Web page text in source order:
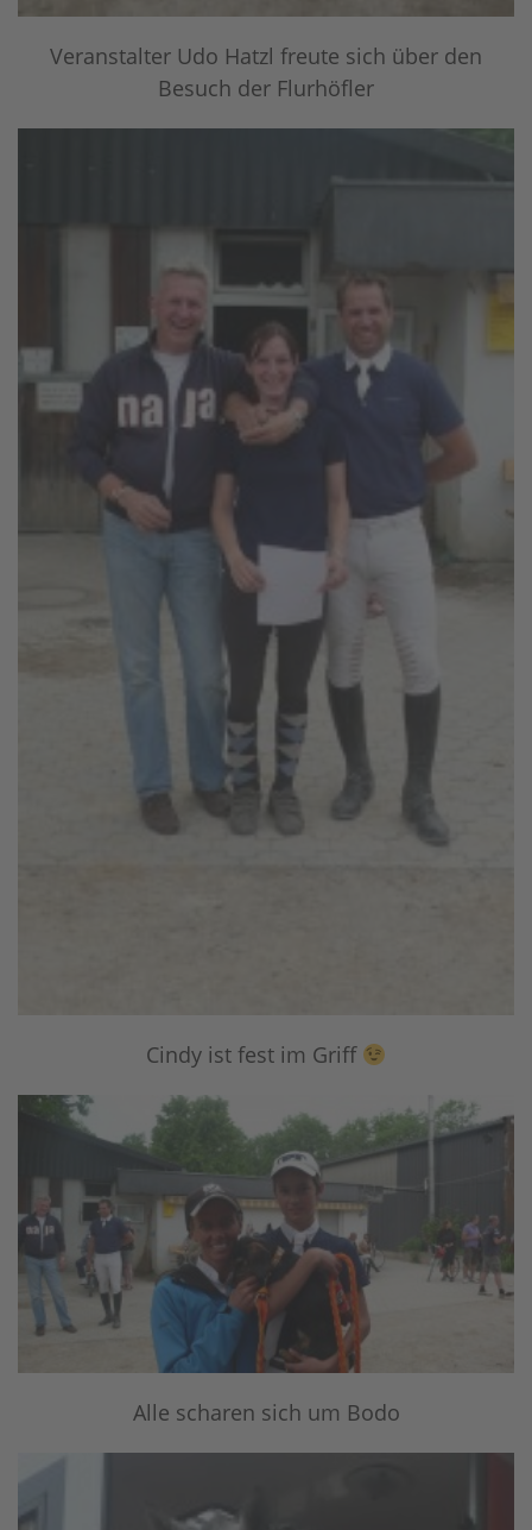
Veranstalter Udo Hatzl freute sich über den
Besuch der Flurhöfler
Cindy ist fest im Griff
Alle scharen sich um Bodo